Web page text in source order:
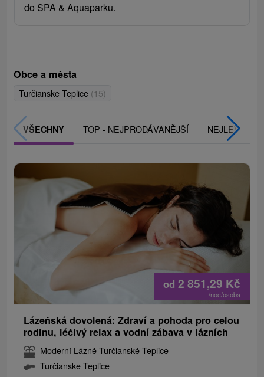
do SPA & Aquaparku.
Obce a města
Turčianske Teplice (15)
VŠECHNY TOP - NEJPRODÁVANĚJŠÍ NEJLEVNĚJŠÍ
od 2 851,29 Kč
/noc/osoba
Lázeňská dovolená: Zdraví a pohoda pro celou
rodinu, léčivý relax a vodní zábava v lázních
Moderní Lázně Turčianské Teplice
Turčianske Teplice